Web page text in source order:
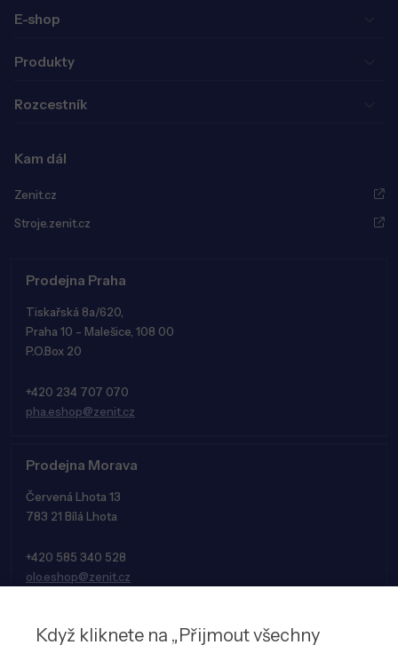
Když kliknete na „Přijmout všechny
E-shop
Produkty
Rozcestník
Kam dál
Zenit.cz
Stroje.zenit.cz
Prodejna Praha
Tiskařská 8a/620,
Praha 10 - Malešice, 108 00
P.O.Box 20
+420 234 707 070
pha.eshop@zenit.cz
Prodejna Morava
Červená Lhota 13
783 21 Bílá Lhota
+420 585 340 528
olo.eshop@zenit.cz